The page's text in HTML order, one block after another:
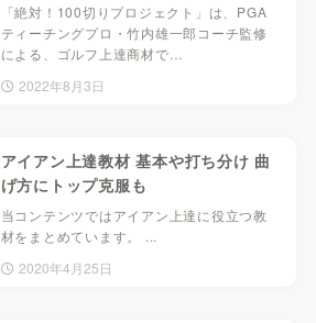
「絶対！100切りプロジェクト」は、PGA
ティーチングプロ・竹内雄一郎コーチ監修
による、ゴルフ上達商材で…
2022年8月3日
アイアン上達教材 基本や打ち分け 曲
げ方にトップ克服も
当コンテンツではアイアン上達に役立つ教
材をまとめています。 ...
2020年4月25日